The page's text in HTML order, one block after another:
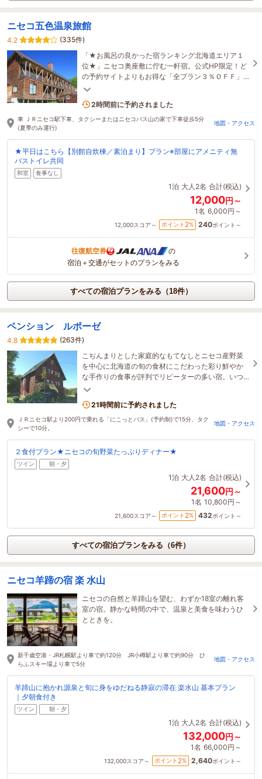
ニセコ五色温泉旅館
4.2
(335件)
「★お風呂の良かった宿ランキング北海道エリア１
位★」ニセコ奥座敷に佇む一軒宿。公式HP限定！ど
の予約サイトよりもお得な「全プラン３％ＯＦＦ」
が登場しました。https://goshikionsen.com/
3名がこの宿を見ています
2時間前に予約されました
車 ＪＲニセコ駅下車、タクシーまたはニセコバス山の家で下車徒歩5分
(夏季のみ運行)
地図・アクセス
★平日はこちら【別館自炊棟／素泊まり】プラン※部屋にアメニティ無
バストイレ共同
和室 食事なし
1泊 大人2名 合計(税込)
12,000円～
1名 6,000円～
12,000スコア～ ポイント 2% 240ポイント～
往復航空券
の
宿泊＋交通がセットのプランをみる
すべての宿泊プランをみる（18件）
ペンション ルポーゼ
4.8
(263件)
こぢんまりとした家庭的なもてなしとニセコ産野菜
を中心に北海道の旬の食材にこだわった彩り鮮やか
な手作りの食事が評判でリピーターの多い宿。いつ
でも変わらない雰囲気でくつろげることを心がけて
21時間前に予約されました
ＪＲニセコ駅より200円で乗れる「にこっとバス」(予約制)で15分、タク
シーで10分。
地図・アクセス
２食付プラン★ニセコの旬野菜たっぷりディナー★
ツイン 朝・夕
1泊 大人2名 合計(税込)
21,600円～
1名 10,800円～
21,600スコア～ ポイント 2% 432ポイント～
すべての宿泊プランをみる（6件）
ニセコ羊蹄の宿 楽 水山
ニセコの自然と羊蹄山を望む、わずか18室の離れ客
室の宿。静かな時間の中で、温泉と美食を味わうひ
とときを。
新千歳空港・JR札幌駅より車で約120分 JR小樽駅より車で約90分 ひ
らふスキー場より車で5分
地図・アクセス
羊蹄山に抱かれ源泉と旬に身をゆだねる静寂の滞在 楽水山 基本プラン
｜夕朝食付き
ツイン 朝・夕
1泊 大人2名 合計(税込)
132,000円～
1名 66,000円～
132,000スコア～ ポイント 2% 2,640ポイント～